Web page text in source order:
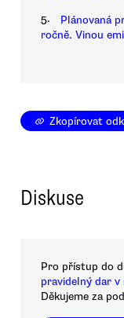
5.
Plánovaná
ročně. Vinou
Zkopírovat
Diskuse
Pro přístup do
pravidelný dar
Děkujeme za